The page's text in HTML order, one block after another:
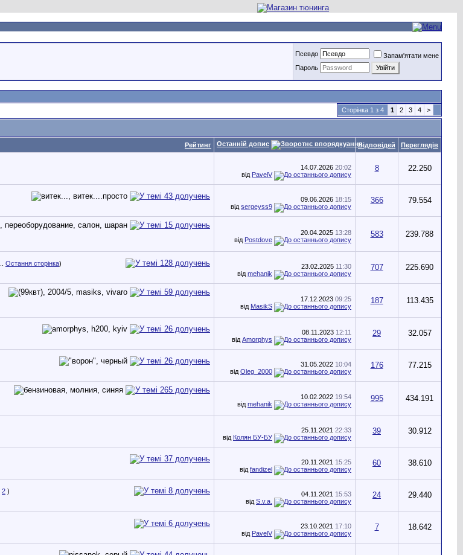
Псевдо
Запам'ятати мене
Пароль
Сторінка 1 з 4
1 2 3 4 >
Рейтинг Останній допис Відповідей Переглядів
14.07.2026 20:02
від PavelV
8 22.250
09.06.2026 18:15
від sergeyss9
366 79.554
20.04.2025 13:28
від Postdove
583 239.788
Остання сторінка)
23.02.2025 11:30
від mehanik
707 225.690
17.12.2023 09:25
від MasikS
187 113.435
08.11.2023 12:11
від Amorphys
29 32.057
31.05.2022 10:04
від Oleg_2000
176 77.215
10.02.2022 19:54
від mehanik
995 434.191
25.11.2021 22:33
від Колян БУ-БУ
39 30.912
20.11.2021 15:25
від fandizel
60 38.610
2 )
04.11.2021 15:53
від S.v.a.
24 29.440
23.10.2021 17:10
від PavelV
7 18.642